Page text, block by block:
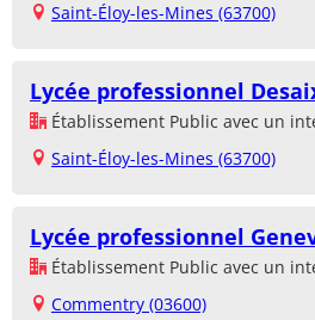
Saint-Éloy-les-Mines (63700)
Lycée professionnel
Établissement Public avec un
Saint-Éloy-les-Mines (63700)
Lycée professionnel
Établissement Public avec un
Commentry (03600)